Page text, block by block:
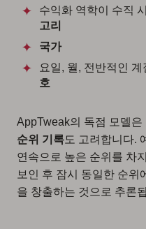
수익화 역학이 수직
고리
국가
요일, 월, 전반적인
호
AppTweak의 독점 모델
순위 기록도 고려합니다.
연속으로 높은 순위를 차
보인 후 잠시 동일한 순위
을 창출하는 것으로 추론